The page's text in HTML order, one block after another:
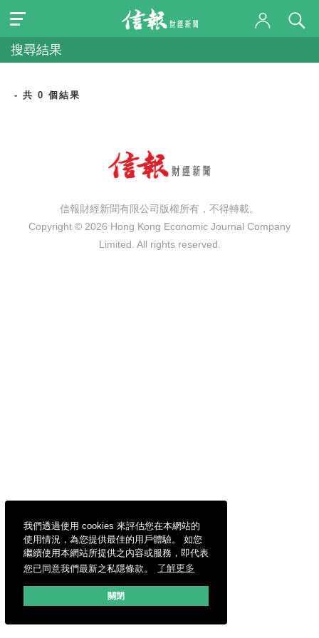
我們透過使用 cookies 來評估您在本網站的
使用情況，為您提供最佳的用戶體驗。 如您
繼續使用本網站所提供之內容或服務，即代表
您已同意我們最新之私隱條款。
了解更多
關閉
搜尋結果
- 共 0 個結果
信報財經新聞有限公司版權所有，不得轉載。
Copyright © 2026 Hong Kong Economic Journal Company
Limited. All rights reserved.